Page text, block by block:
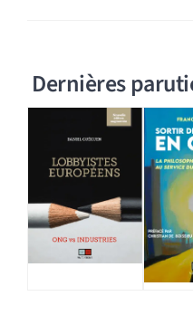
Dernières